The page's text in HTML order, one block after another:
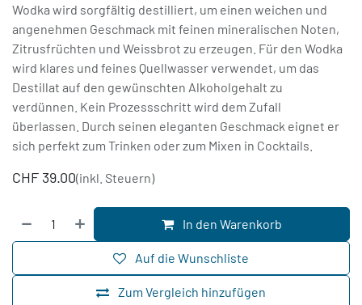
Wodka wird sorgfältig destilliert, um einen weichen und
angenehmen Geschmack mit feinen mineralischen Noten,
Zitrusfrüchten und Weissbrot zu erzeugen. Für den Wodka
wird klares und feines Quellwasser verwendet, um das
Destillat auf den gewünschten Alkoholgehalt zu
verdünnen. Kein Prozessschritt wird dem Zufall
überlassen. Durch seinen eleganten Geschmack eignet er
sich perfekt zum Trinken oder zum Mixen in Cocktails.
CHF 39.00(inkl. Steuern)
In den Warenkorb
Zum Vergleich hinzufügen
Auf die Wunschliste